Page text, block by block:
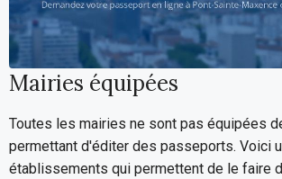
Mairies équipées
Toutes les mairies ne sont pas équipées
permettant d'éditer des passeports. Voici
établissements qui permettent de le faire